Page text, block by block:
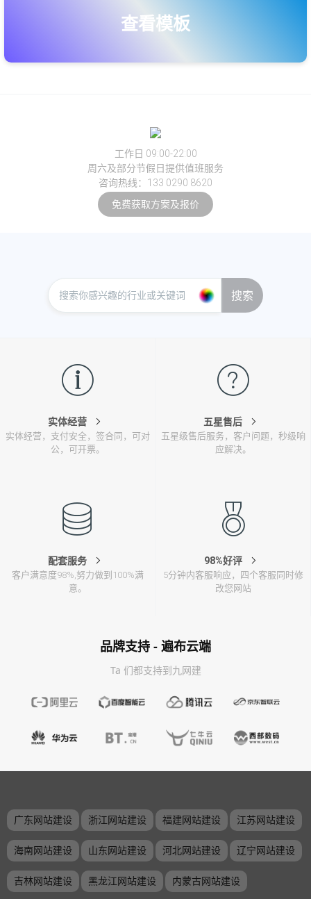
查看模板
工作日 09:00-22:00
周六及部分节假日提供值班服务
咨询热线：133 0290 8620
免费获取方案及报价
搜索
实体经营
实体经营，支付安全，签合同，可对
公，可开票。
五星售后
五星级售后服务，客户问题，秒级响
应解决。
配套服务
客户满意度98%,努力做到100%满
意。
98%好评
5分钟内客服响应，四个客服同时修
改您网站
品牌支持 - 遍布云端
Ta 们都支持到九网建
广东网站建设 浙江网站建设 福建网站建设 江苏网站建设
海南网站建设 山东网站建设 河北网站建设 辽宁网站建设
吉林网站建设 黑龙江网站建设 内蒙古网站建设